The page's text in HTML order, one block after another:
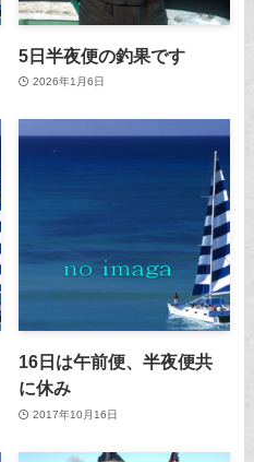
5日半夜便の釣果です
2026年1月6日
16日は午前便、半夜便共
に休み
2017年10月16日